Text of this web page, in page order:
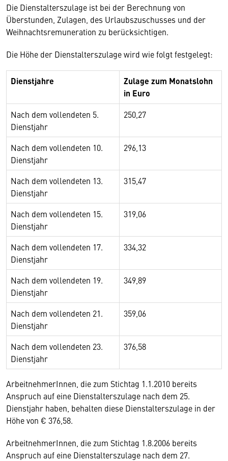
Die Dienstalterszulage ist bei der Berechnung von
Überstunden, Zulagen, des Urlaubszuschusses und der
Weihnachtsremuneration zu berücksichtigen.
Die Höhe der Dienstalterszulage wird wie folgt festgelegt:
Dienstjahre
Zulage zum Monatslohn
in Euro
Nach dem vollendeten 5.
Dienstjahr
250,27
Nach dem vollendeten 10.
Dienstjahr
296,13
Nach dem vollendeten 13.
Dienstjahr
315,47
Nach dem vollendeten 15.
Dienstjahr
319,06
Nach dem vollendeten 17.
Dienstjahr
334,32
Nach dem vollendeten 19.
Dienstjahr
349,89
Nach dem vollendeten 21.
Dienstjahr
359,06
Nach dem vollendeten 23.
Dienstjahr
376,58
ArbeitnehmerInnen, die zum Stichtag 1.1.2010 bereits
Anspruch auf eine Dienstalterszulage nach dem 25.
Dienstjahr haben, behalten diese Dienstalterszulage in der
Höhe von € 376,58.
ArbeitnehmerInnen, die zum Stichtag 1.8.2006 bereits
Anspruch auf eine Dienstalterszulage nach dem 27.